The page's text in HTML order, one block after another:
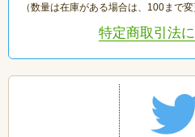
（数量は在庫がある場合は、100まで
特定商取引法